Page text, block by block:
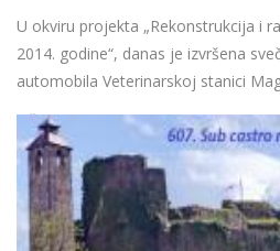
U okviru projekta „Rekonstrukcija i
2014. godine“, danas je izvršena
automobila Veterinarskoj stanici
Više...